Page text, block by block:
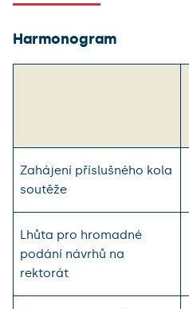
Harmonogram
Zahájení příslušného kola
soutěže
Lhůta pro hromadné
podání návrhů na
rektorát